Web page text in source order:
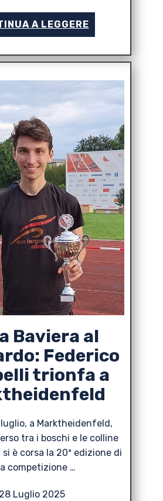
A LEGGERE
Baviera al
Federico
trionfa a
a Marktheidenfeld,
tra i boschi e le colline
è corsa la 20ª edizione di
competizione …
28 Luglio 2025